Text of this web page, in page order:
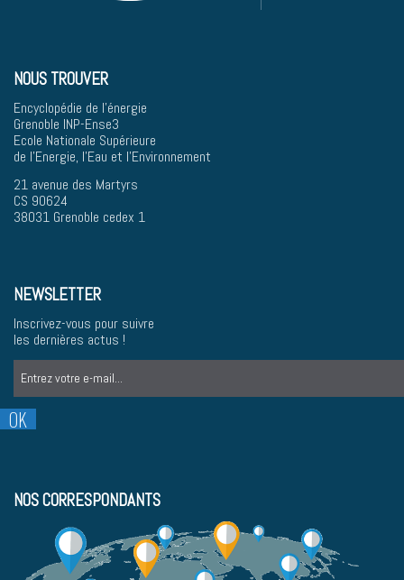
NOUS TROUVER
Encyclopédie de l'énergie
Grenoble INP-Ense3
Ecole Nationale Supérieure
de l'Energie, l'Eau et l'Environnement
21 avenue des Martyrs
CS 90624
38031 Grenoble cedex 1
NEWSLETTER
Inscrivez-vous pour suivre
les dernières actus !
NOS CORRESPONDANTS